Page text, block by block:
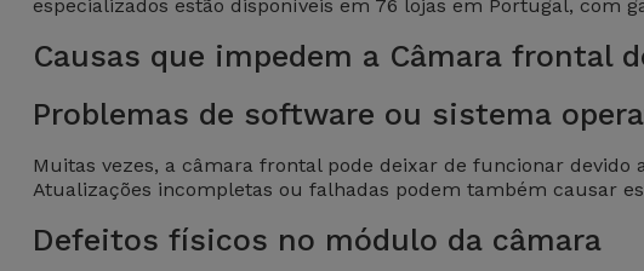
Google
Dyson
TCL
Recondicionadas
Ver
Auriculares
e Braceletes
Correntes
especializados estão disponíveis em 76 lojas em Portugal, com
Causas que impedem a Câmara frontal
Problemas de software ou sistema
Muitas vezes, a câmara frontal pode deixar de funcionar
Atualizações incompletas ou falhadas podem também causar
Defeitos físicos no módulo da câmara